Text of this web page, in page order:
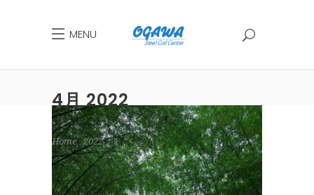
MENU
4月 2022
Home 2022 4月